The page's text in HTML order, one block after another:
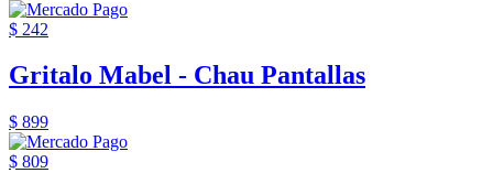
$ 242
Gritalo Mabel - Chau Pantallas
$ 899
$ 809